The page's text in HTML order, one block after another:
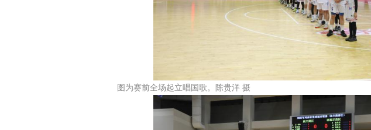
图为赛前全场起立唱国歌。陈贵洋 摄